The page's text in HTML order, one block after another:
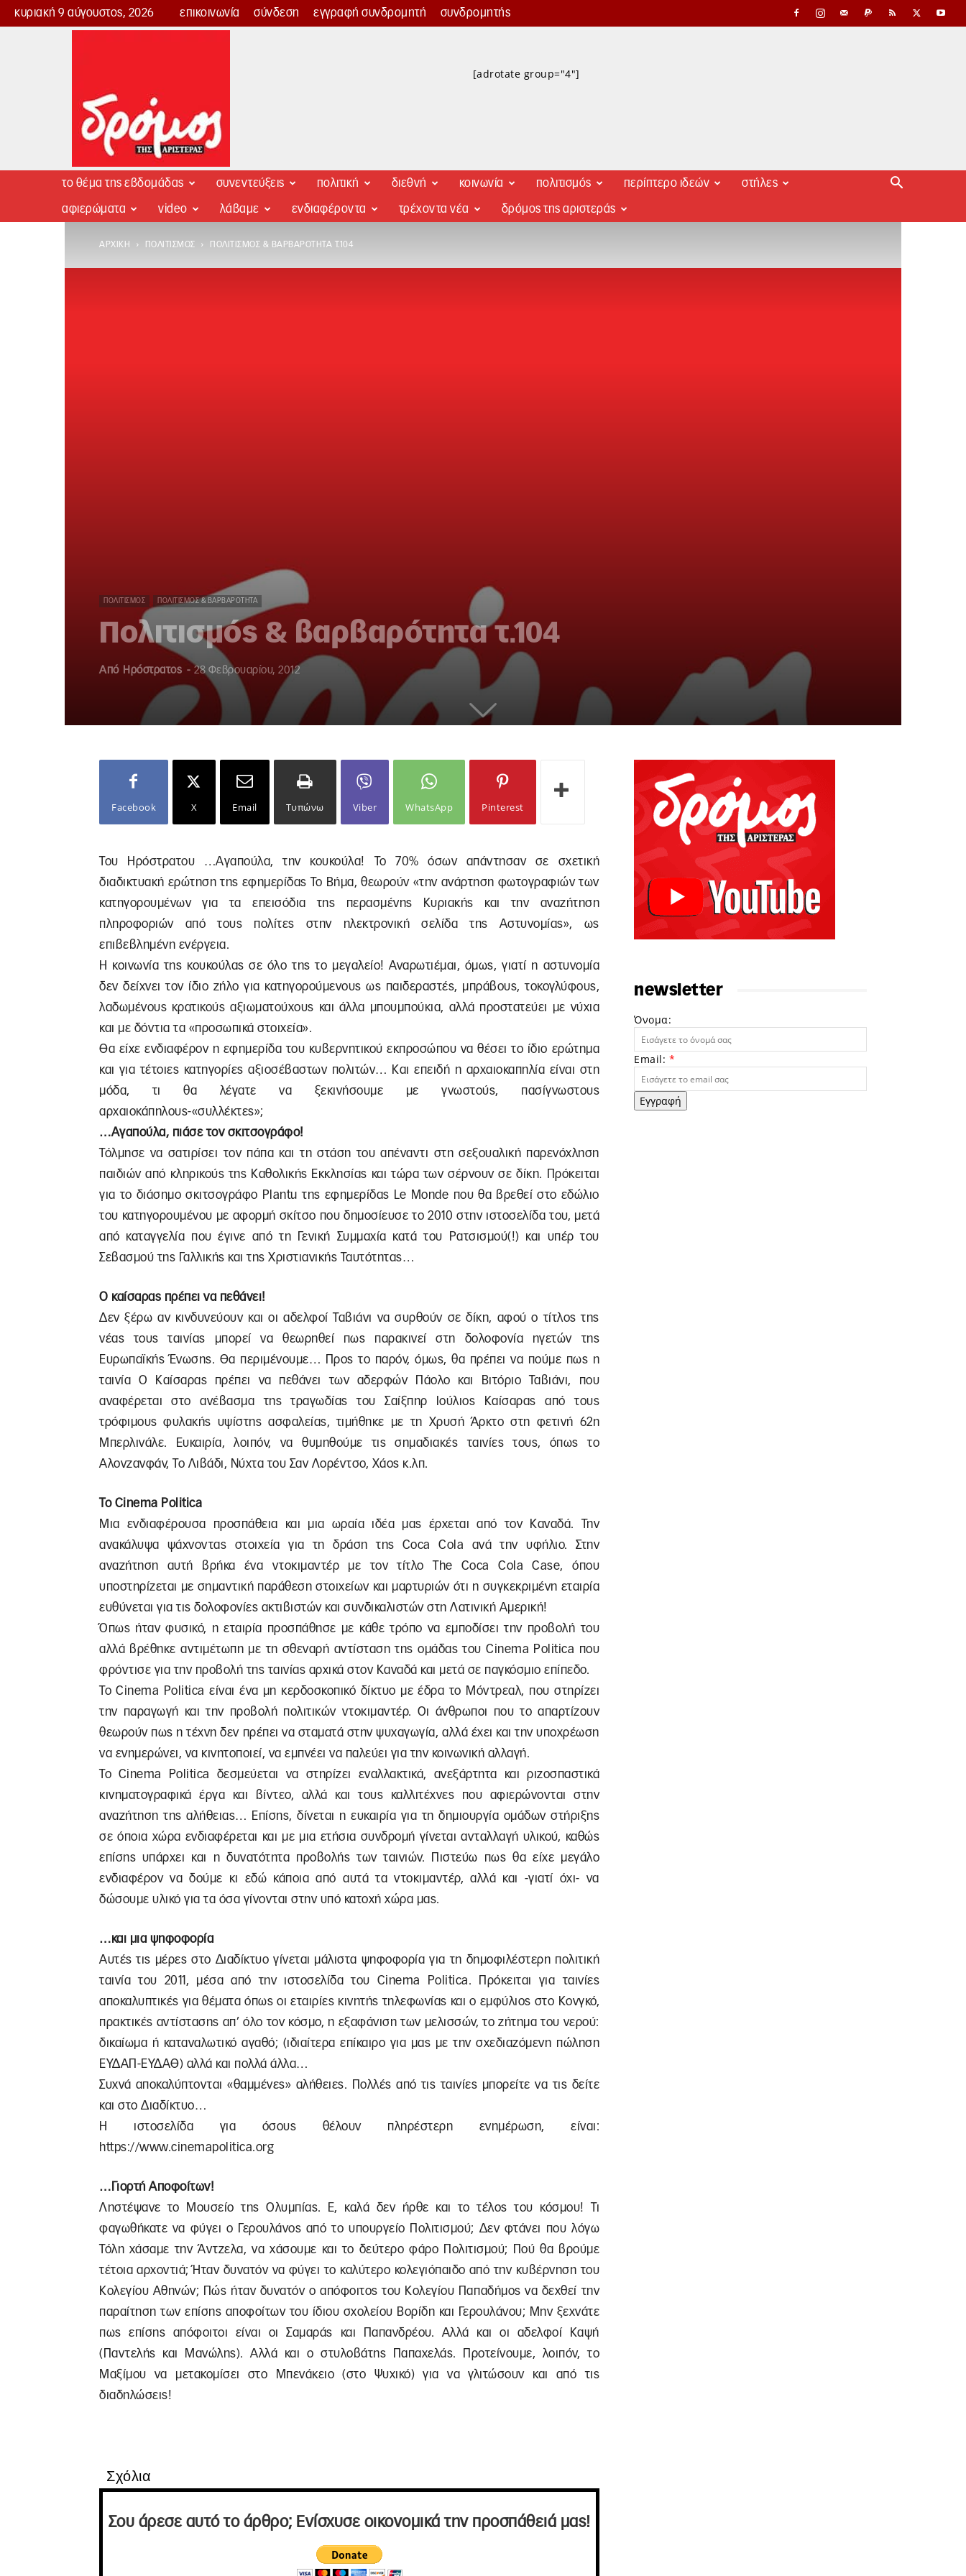
κυριακή 9 αύγουστος, 2026 επικοινωνία σύνδεση εγγραφή συνδρομητή συνδρομητής
Δρόμος
[adrotate group="4"]
το θέμα της εβδομάδας συνεντεύξεις πολιτική διεθνή κοινωνία πολιτισμός περίπτερο ιδεών στήλες
αφιερώματα video λάβαμε ενδιαφέροντα τρέχοντα νέα δρόμος της αριστεράς
ΑΡΧΙΚΉ ΠΟΛΙΤΙΣΜΌΣ ΠΟΛΙΤΙΣΜΌΣ & ΒΑΡΒΑΡΌΤΗΤΑ Τ.104
ΠΟΛΙΤΙΣΜΌΣ ΠΟΛΙΤΙΣΜΌΣ & ΒΑΡΒΑΡΌΤΗΤΑ
Πολιτισμός & βαρβαρότητα τ.104
Από Ηρόστρατος - 28 Φεβρουαρίου, 2012
Facebook X Email Τυπώνω Viber WhatsApp Pinterest
Του Ηρόστρατου …Αγαπούλα, την κουκούλα! Το 70% όσων απάντησαν σε σχετική
διαδικτυακή ερώτηση της εφημερίδας Το Βήμα, θεωρούν «την ανάρτηση φωτογραφιών των
κατηγορουμένων για τα επεισόδια της περασμένης Κυριακής και την αναζήτηση
πληροφοριών από τους πολίτες στην ηλεκτρονική σελίδα της Αστυνομίας», ως
επιβεβλημένη ενέργεια.
Η κοινωνία της κουκούλας σε όλο της το μεγαλείο! Αναρωτιέμαι, όμως, γιατί η αστυνομία
δεν δείχνει τον ίδιο ζήλο για κατηγορούμενους ως παιδεραστές, μπράβους, τοκογλύφους,
λαδωμένους κρατικούς αξιωματούχους και άλλα μπουμπούκια, αλλά προστατεύει με νύχια
και με δόντια τα «προσωπικά στοιχεία».
Θα είχε ενδιαφέρον η εφημερίδα του κυβερνητικού εκπροσώπου να θέσει το ίδιο ερώτημα
και για τέτοιες κατηγορίες αξιοσέβαστων πολιτών… Και επειδή η αρχαιοκαπηλία είναι στη
μόδα, τι θα λέγατε να ξεκινήσουμε με γνωστούς, πασίγνωστους
αρχαιοκάπηλους-«συλλέκτες»;
…Αγαπούλα, πιάσε τον σκιτσογράφο!
Τόλμησε να σατιρίσει τον πάπα και τη στάση του απέναντι στη σεξουαλική παρενόχληση
παιδιών από κληρικούς της Καθολικής Εκκλησίας και τώρα των σέρνουν σε δίκη. Πρόκειται
για το διάσημο σκιτσογράφο Plantu της εφημερίδας Le Monde που θα βρεθεί στο εδώλιο
του κατηγορουμένου με αφορμή σκίτσο που δημοσίευσε το 2010 στην ιστοσελίδα του, μετά
από καταγγελία που έγινε από τη Γενική Συμμαχία κατά του Ρατσισμού(!) και υπέρ του
Σεβασμού της Γαλλικής και της Χριστιανικής Ταυτότητας…
Ο καίσαρας πρέπει να πεθάνει!
Δεν ξέρω αν κινδυνεύουν και οι αδελφοί Ταβιάνι να συρθούν σε δίκη, αφού ο τίτλος της
νέας τους ταινίας μπορεί να θεωρηθεί πως παρακινεί στη δολοφονία ηγετών της
Ευρωπαϊκής Ένωσης. Θα περιμένουμε… Προς το παρόν, όμως, θα πρέπει να πούμε πως η
ταινία Ο Καίσαρας πρέπει να πεθάνει των αδερφών Πάολο και Βιτόριο Ταβιάνι, που
αναφέρεται στο ανέβασμα της τραγωδίας του Σαίξπηρ Ιούλιος Καίσαρας από τους
τρόφιμους φυλακής υψίστης ασφαλείας, τιμήθηκε με τη Χρυσή Άρκτο στη φετινή 62η
Μπερλινάλε. Ευκαιρία, λοιπόν, να θυμηθούμε τις σημαδιακές ταινίες τους, όπως το
Αλονζανφάν, Το Λιβάδι, Νύχτα του Σαν Λορέντσο, Χάος κ.λπ.
Το Cinema Politica
Μια ενδιαφέρουσα προσπάθεια και μια ωραία ιδέα μας έρχεται από τον Καναδά. Την
ανακάλυψα ψάχνοντας στοιχεία για τη δράση της Coca Cola ανά την υφήλιο. Στην
αναζήτηση αυτή βρήκα ένα ντοκιμαντέρ με τον τίτλο The Coca Cola Case, όπου
υποστηρίζεται με σημαντική παράθεση στοιχείων και μαρτυριών ότι η συγκεκριμένη εταιρία
ευθύνεται για τις δολοφονίες ακτιβιστών και συνδικαλιστών στη Λατινική Αμερική!
Όπως ήταν φυσικό, η εταιρία προσπάθησε με κάθε τρόπο να εμποδίσει την προβολή του
αλλά βρέθηκε αντιμέτωπη με τη σθεναρή αντίσταση της ομάδας του Cinema Politica που
φρόντισε για την προβολή της ταινίας αρχικά στον Καναδά και μετά σε παγκόσμιο επίπεδο.
Το Cinema Politica είναι ένα μη κερδοσκοπικό δίκτυο με έδρα το Μόντρεαλ, που στηρίζει
την παραγωγή και την προβολή πολιτικών ντοκιμαντέρ. Οι άνθρωποι που το απαρτίζουν
θεωρούν πως η τέχνη δεν πρέπει να σταματά στην ψυχαγωγία, αλλά έχει και την υποχρέωση
να ενημερώνει, να κινητοποιεί, να εμπνέει να παλεύει για την κοινωνική αλλαγή.
Το Cinema Politica δεσμεύεται να στηρίζει εναλλακτικά, ανεξάρτητα και ριζοσπαστικά
κινηματογραφικά έργα και βίντεο, αλλά και τους καλλιτέχνες που αφιερώνονται στην
αναζήτηση της αλήθειας… Επίσης, δίνεται η ευκαιρία για τη δημιουργία ομάδων στήριξης
σε όποια χώρα ενδιαφέρεται και με μια ετήσια συνδρομή γίνεται ανταλλαγή υλικού, καθώς
επίσης υπάρχει και η δυνατότητα προβολής των ταινιών. Πιστεύω πως θα είχε μεγάλο
ενδιαφέρον να δούμε κι εδώ κάποια από αυτά τα ντοκιμαντέρ, αλλά και -γιατί όχι- να
δώσουμε υλικό για τα όσα γίνονται στην υπό κατοχή χώρα μας.
…και μια ψηφοφορία
Αυτές τις μέρες στο Διαδίκτυο γίνεται μάλιστα ψηφοφορία για τη δημοφιλέστερη πολιτική
ταινία του 2011, μέσα από την ιστοσελίδα του Cinema Politica. Πρόκειται για ταινίες
αποκαλυπτικές για θέματα όπως οι εταιρίες κινητής τηλεφωνίας και ο εμφύλιος στο Κονγκό,
πρακτικές αντίστασης απ’ όλο τον κόσμο, η εξαφάνιση των μελισσών, το ζήτημα του νερού:
δικαίωμα ή καταναλωτικό αγαθό; (ιδιαίτερα επίκαιρο για μας με την σχεδιαζόμενη πώληση
ΕΥΔΑΠ-ΕΥΔΑΘ) αλλά και πολλά άλλα…
Συχνά αποκαλύπτονται «θαμμένες» αλήθειες. Πολλές από τις ταινίες μπορείτε να τις δείτε
και στο Διαδίκτυο…
Η ιστοσελίδα για όσους θέλουν πληρέστερη ενημέρωση, είναι:
https://www.cinemapolitica.org
…Γιορτή Αποφοίτων!
Ληστέψανε το Μουσείο της Ολυμπίας. Ε, καλά δεν ήρθε και το τέλος του κόσμου! Τι
φαγωθήκατε να φύγει ο Γερουλάνος από το υπουργείο Πολιτισμού; Δεν φτάνει που λόγω
Τόλη χάσαμε την Άντζελα, να χάσουμε και το δεύτερο φάρο Πολιτισμού; Πού θα βρούμε
τέτοια αρχοντιά; Ήταν δυνατόν να φύγει το καλύτερο κολεγιόπαιδο από την κυβέρνηση του
Κολεγίου Αθηνών; Πώς ήταν δυνατόν ο απόφοιτος του Κολεγίου Παπαδήμος να δεχθεί την
παραίτηση των επίσης αποφοίτων του ίδιου σχολείου Βορίδη και Γερουλάνου; Μην ξεχνάτε
πως επίσης απόφοιτοι είναι οι Σαμαράς και Παπανδρέου. Αλλά και οι αδελφοί Καψή
(Παντελής και Μανώλης). Αλλά και ο στυλοβάτης Παπαχελάς. Προτείνουμε, λοιπόν, το
Μαξίμου να μετακομίσει στο Μπενάκειο (στο Ψυχικό) για να γλιτώσουν και από τις
διαδηλώσεις!
Σχόλια
Σου άρεσε αυτό το άρθρο; Ενίσχυσε οικονομικά την προσπάθειά μας!
newsletter
Όνομα:
Email: *
Εγγραφή